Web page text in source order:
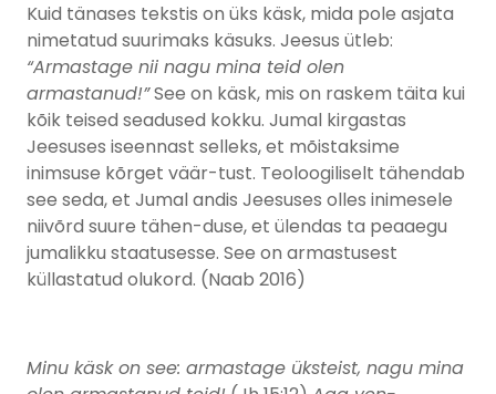
Kuid tänases tekstis on üks käsk, mida pole asjata
nimetatud suurimaks käsuks. Jeesus ütleb:
“Armastage nii nagu mina teid olen
armastanud!”See on käsk, mis on raskem täita kui
kõik teised seadused kokku. Jumal kirgastas
Jeesuses iseennast selleks, et mõistaksime
inimsuse kõrget väär-tust. Teoloogiliselt tähendab
see seda, et Jumal andis Jeesuses olles inimesele
niivõrd suure tähen-duse, et ülendas ta peaaegu
jumalikku staatusesse. See on armastusest
küllastatud olukord. (Naab 2016)
Minu käsk on see: armastage üksteist, nagu mina